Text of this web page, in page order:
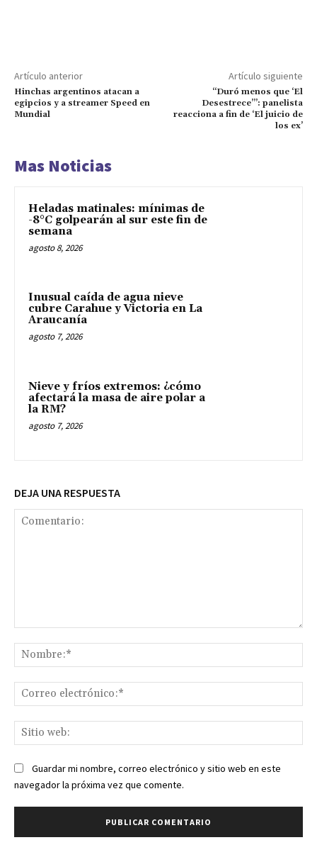
Artículo anterior
Hinchas argentinos atacan a
egipcios y a streamer Speed en
Mundial
Artículo siguiente
“Duró menos que ‘El
Desestrece’”: panelista
reacciona a fin de ‘El juicio de
los ex’
Mas Noticias
Heladas matinales: mínimas de
-8°C golpearán al sur este fin de
semana
agosto 8, 2026
Inusual caída de agua nieve
cubre Carahue y Victoria en La
Araucanía
agosto 7, 2026
Nieve y fríos extremos: ¿cómo
afectará la masa de aire polar a
la RM?
agosto 7, 2026
DEJA UNA RESPUESTA
Guardar mi nombre, correo electrónico y sitio web en este
navegador la próxima vez que comente.